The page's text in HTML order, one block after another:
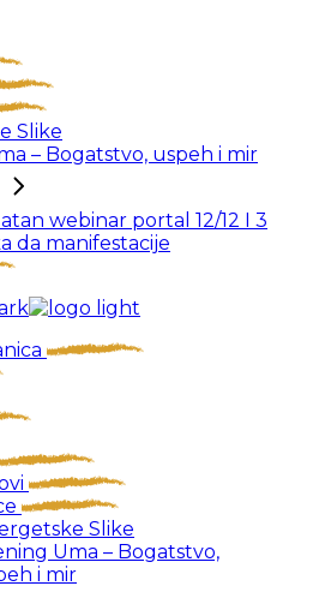
Slike
– Bogatstvo, uspeh i mir
webinar portal 12/12 I 3
da manifestacije
Slike
Uma – Bogatstvo,
i mir